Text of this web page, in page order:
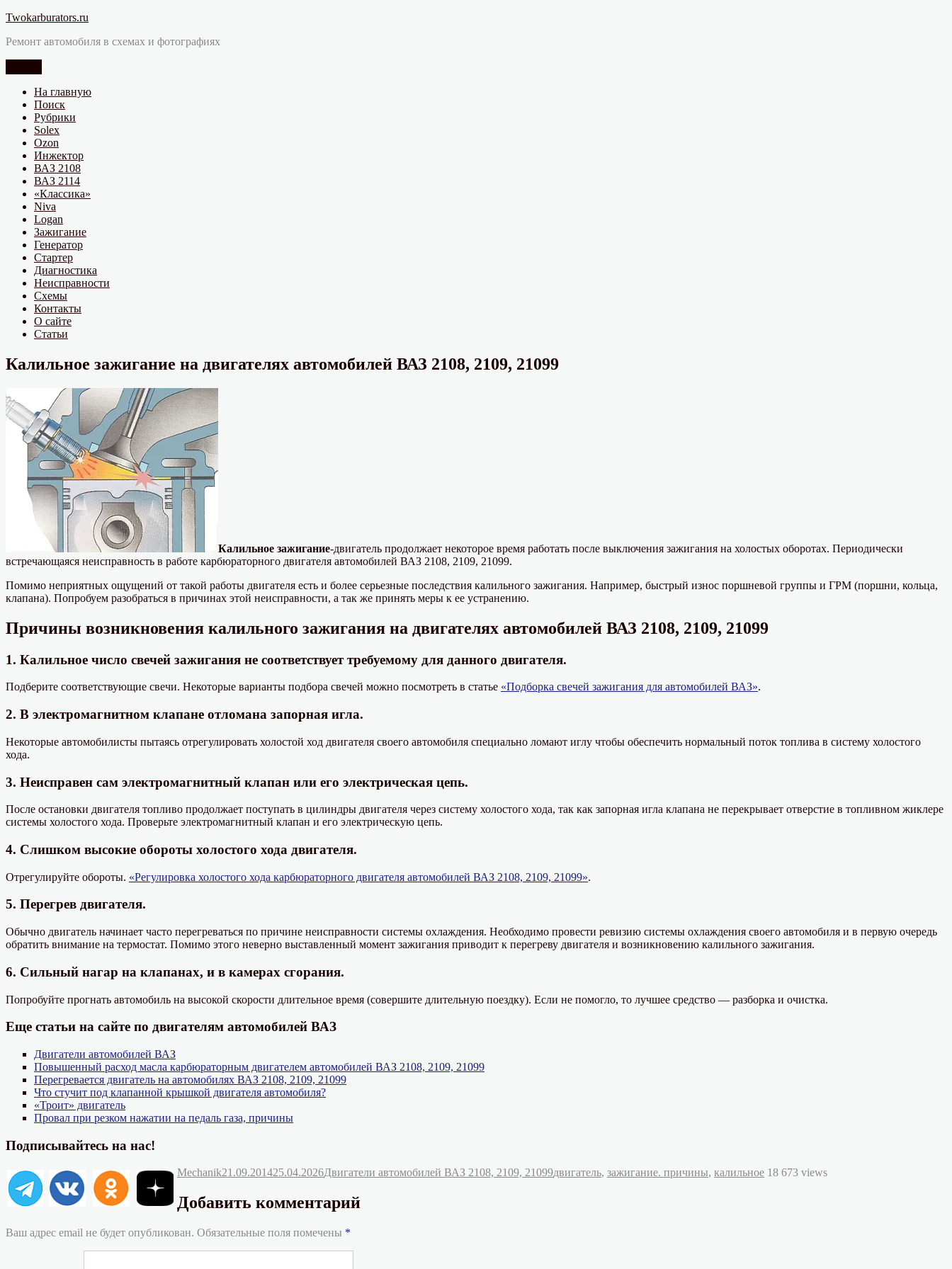
Перейти
содержимому
Twokarburators.ru
Ремонт автомобиля в схемах и фотографиях
На главную
Поиск
Рубрики
Solex
Ozon
Инжектор
ВАЗ 2108
ВАЗ 2114
«Классика»
Niva
Logan
Зажигание
Генератор
Стартер
Диагностика
Неисправности
Схемы
Контакты
О сайте
Статьи
Калильное зажигание на двигателях автомобилей ВАЗ 2108, 2109, 21099
Калильное зажигание-двигатель продолжает некоторое время работать после выключения зажигания на холостых оборотах. Периодически
встречающаяся неисправность в работе карбюраторного двигателя автомобилей ВАЗ 2108, 2109, 21099.
Помимо неприятных ощущений от такой работы двигателя есть и более серьезные последствия калильного зажигания. Например, быстрый износ поршневой группы и ГРМ (поршни, кольца,
клапана). Попробуем разобраться в причинах этой неисправности, а так же принять меры к ее устранению.
Причины возникновения калильного зажигания на двигателях автомобилей ВАЗ 2108, 2109, 21099
1. Калильное число свечей зажигания не соответствует требуемому для данного двигателя.
Подберите соответствующие свечи. Некоторые варианты подбора свечей можно посмотреть в статье «Подборка свечей зажигания для автомобилей ВАЗ».
2. В электромагнитном клапане отломана запорная игла.
Некоторые автомобилисты пытаясь отрегулировать холостой ход двигателя своего автомобиля специально ломают иглу чтобы обеспечить нормальный поток топлива в систему холостого
хода.
3. Неисправен сам электромагнитный клапан или его электрическая цепь.
После остановки двигателя топливо продолжает поступать в цилиндры двигателя через систему холостого хода, так как запорная игла клапана не перекрывает отверстие в топливном жиклере
системы холостого хода. Проверьте электромагнитный клапан и его электрическую цепь.
4. Слишком высокие обороты холостого хода двигателя.
Отрегулируйте обороты. «Регулировка холостого хода карбюраторного двигателя автомобилей ВАЗ 2108, 2109, 21099».
5. Перегрев двигателя.
Обычно двигатель начинает часто перегреваться по причине неисправности системы охлаждения. Необходимо провести ревизию системы охлаждения своего автомобиля и в первую очередь
обратить внимание на термостат. Помимо этого неверно выставленный момент зажигания приводит к перегреву двигателя и возникновению калильного зажигания.
6. Сильный нагар на клапанах, и в камерах сгорания.
Попробуйте прогнать автомобиль на высокой скорости длительное время (совершите длительную поездку). Если не помогло, то лучшее средство — разборка и очистка.
Еще статьи на сайте по двигателям автомобилей ВАЗ
Двигатели автомобилей ВАЗ
Повышенный расход масла карбюраторным двигателем автомобилей ВАЗ 2108, 2109, 21099
Перегревается двигатель на автомобилях ВАЗ 2108, 2109, 21099
Что стучит под клапанной крышкой двигателя автомобиля?
«Троит» двигатель
Провал при резком нажатии на педаль газа, причины
Подписывайтесь на нас!
Автор
MechanikОпубликовано
21.09.201425.04.2026Рубрики
Двигатели автомобилей ВАЗ 2108, 2109, 21099Метки
двигатель, зажигание. причины, калильное 18 673 views
Добавить комментарий
Ваш адрес email не будет опубликован. Обязательные поля помечены *